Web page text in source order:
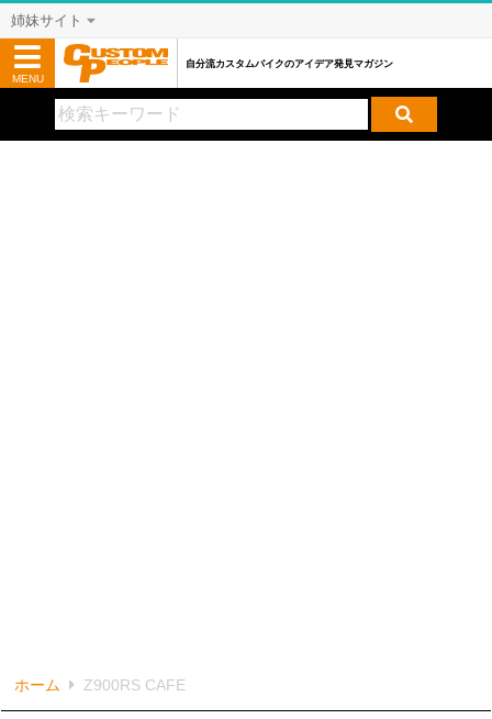
ホーム Z900RS CAFE
姉妹サイト
MENU
自分流カスタムバイクのアイデア発見マガジン